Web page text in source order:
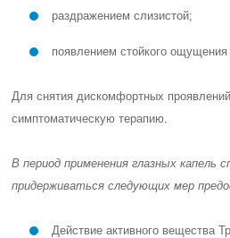
раздражением слизистой;
появлением стойкого
Для снятия дискомфортных
симптоматическую терапию.
В период применения глазных
придерживаться следующих мер
Действие активного вещества